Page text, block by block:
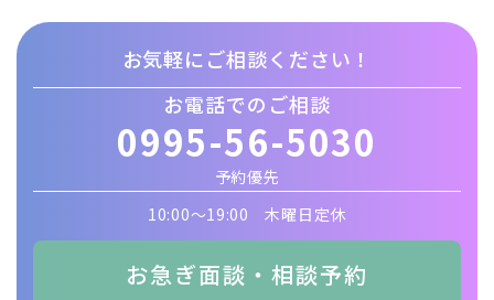
お気軽にご相談ください！
お電話でのご相談
0995-56-5030
予約優先
10:00〜19:00 木曜日定休
お急ぎ面談・相談予約